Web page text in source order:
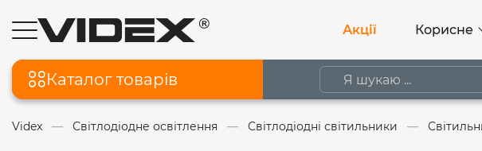
Акції Корисне
Каталог товарів
Videx Світлодіодне освітлення Світлодіодні світильники